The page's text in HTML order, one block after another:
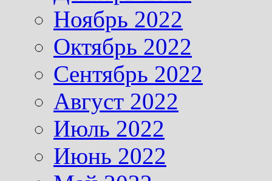
Ноябрь 2022
Октябрь 2022
Сентябрь 2022
Август 2022
Июль 2022
Июнь 2022